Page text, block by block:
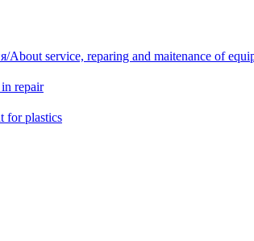
service, reparing and maitenance of
repair
for plastics